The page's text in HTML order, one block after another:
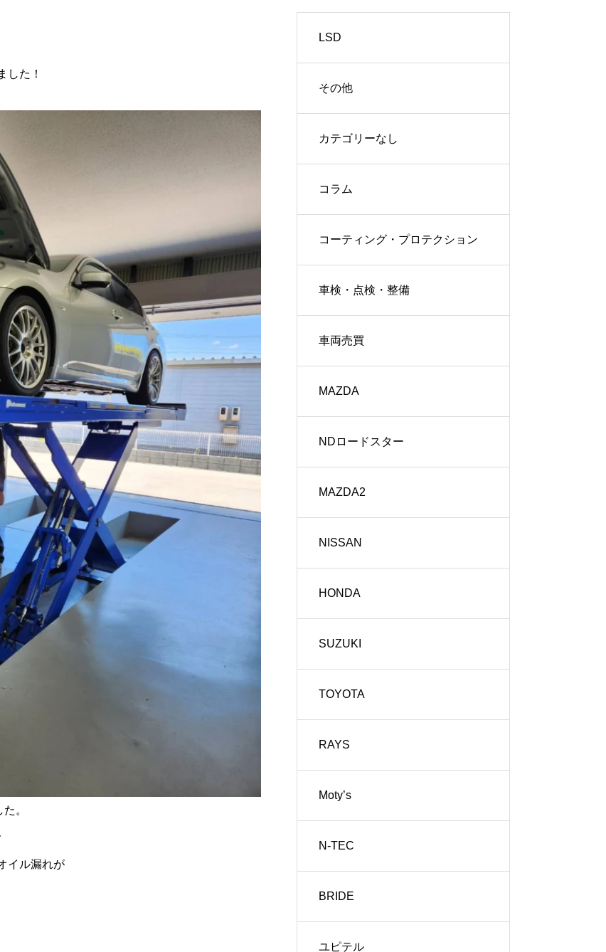
した！
。
イル漏れが
LSD
その他
カテゴリーなし
コラム
コーティング・プロテクション
車検・点検・整備
車両売買
MAZDA
NDロードスター
MAZDA2
NISSAN
HONDA
SUZUKI
TOYOTA
RAYS
Moty’s
N-TEC
BRIDE
ユピテル